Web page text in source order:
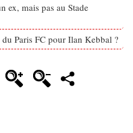
ex, mais pas au Stade
Paris FC pour Ilan Kebbal ?